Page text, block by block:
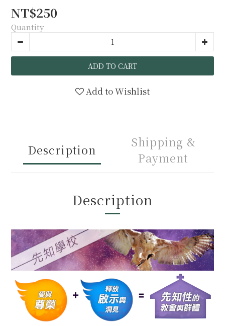
NT$250
Quantity
ADD TO CART
Add to Wishlist
Description
Shipping &
Payment
Description